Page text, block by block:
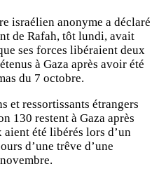
israélien anonyme a déclaré
de Rafah, tôt lundi, avait
ses forces libéraient deux
à Gaza après avoir été
du 7 octobre.
et ressortissants étrangers
130 restent à Gaza après
aient été libérés lors d’un
d’une trêve d’une